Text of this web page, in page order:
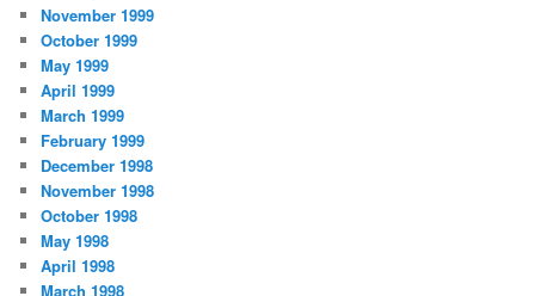
November 1999
October 1999
May 1999
April 1999
March 1999
February 1999
December 1998
November 1998
October 1998
May 1998
April 1998
March 1998